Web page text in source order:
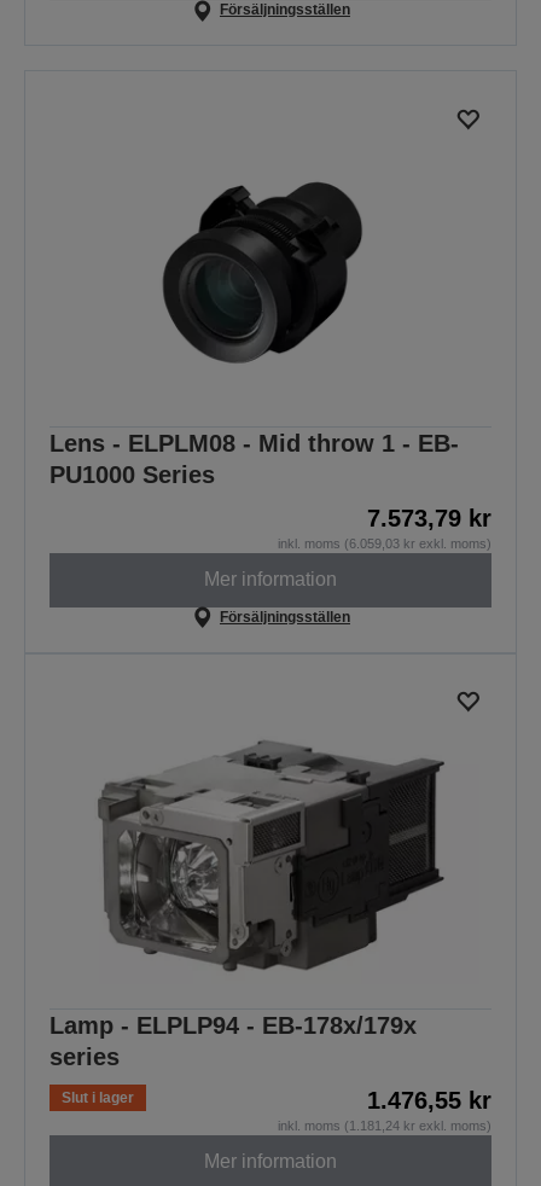
Försäljningsställen
Lens - ELPLM08 - Mid throw 1 - EB-
PU1000 Series
7.573,79 kr
inkl. moms (6.059,03 kr exkl. moms)
Mer information
Försäljningsställen
Lamp - ELPLP94 - EB-178x/179x
series
Slut i lager 1.476,55 kr
inkl. moms (1.181,24 kr exkl. moms)
Mer information